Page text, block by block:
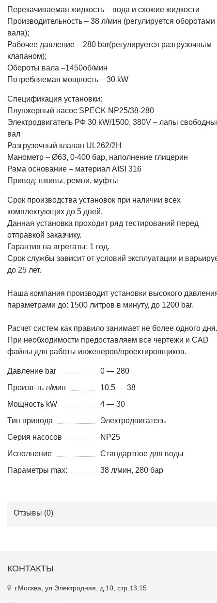
Перекачиваемая жидкость – вода и схожие жидкости
Производительность – 38 л/мин (регулируется оборотами
вала);
Рабочее давление – 280 bar(регулируется разгрузочным
клапаном);
Обороты вала –1450об/мин
Потребляемая мощность – 30 kW
Спецификация установки:
Плунжерный насос SPECK NP25/38-280
Электродвигатель РФ 30 kW/1500, 380V – лапы
вал
Разгрузочный клапан UL262/2H
Манометр – Ø63, 0-400 бар, наполнение глицерин
Рама основание – материал AISI 316
Привод: шкивы, ремни, муфты
Срок производства установок при наличии всех
комплектующих до 5 дней.
Данная установка проходит ряд тестирований перед
отправкой заказчику.
Гарантия на агрегаты: 1 год.
Срок службы зависит от условий эксплуатации и
до 25 лет.
Наша компания производит установки высокого
параметрами до: 1500 литров в минуту, до 1200 bar.
Расчет систем как правило занимает не более одного дня.
При необходимости предоставляем все чертежи и CAD
файлы для работы инженеров/проектировщиков.
Давление bar
0 — 280
Произв-ть л/мин
10.5 — 38
Мощность kW
4 — 30
Тип привода
Электродвигатель
Серия насосов
NP25
Исполнение
Стандартное для воды
Параметры max:
38 л/мин, 280 бар
Отзывы (0)
КОНТАКТЫ
г.Москва, ул.Электродная, д.10, стр.13,15